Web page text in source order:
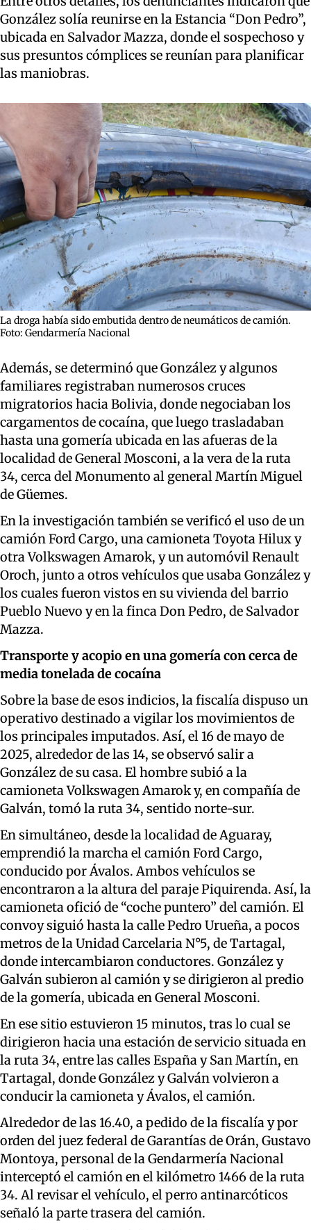
González solía reunirse en la Estancia “Don Pedro”,
ubicada en Salvador Mazza, donde el sospechoso y
sus presuntos cómplices se reunían para planificar
las maniobras.
La droga había sido embutida dentro de neumáticos de camión.
Foto: Gendarmería Nacional
Además, se determinó que González y algunos
familiares registraban numerosos cruces
migratorios hacia Bolivia, donde negociaban los
cargamentos de cocaína, que luego trasladaban
hasta una gomería ubicada en las afueras de la
localidad de General Mosconi, a la vera de la ruta
34, cerca del Monumento al general Martín Miguel
de Güemes.
En la investigación también se verificó el uso de un
camión Ford Cargo, una camioneta Toyota Hilux y
otra Volkswagen Amarok, y un automóvil Renault
Oroch, junto a otros vehículos que usaba González y
los cuales fueron vistos en su vivienda del barrio
Pueblo Nuevo y en la finca Don Pedro, de Salvador
Mazza.
Transporte y acopio en una gomería con cerca de
media tonelada de cocaína
Sobre la base de esos indicios, la fiscalía dispuso un
operativo destinado a vigilar los movimientos de
los principales imputados. Así, el 16 de mayo de
2025, alrededor de las 14, se observó salir a
González de su casa. El hombre subió a la
camioneta Volkswagen Amarok y, en compañía de
Galván, tomó la ruta 34, sentido norte-sur.
En simultáneo, desde la localidad de Aguaray,
emprendió la marcha el camión Ford Cargo,
conducido por Ávalos. Ambos vehículos se
encontraron a la altura del paraje Piquirenda. Así, la
camioneta ofició de “coche puntero” del camión. El
convoy siguió hasta la calle Pedro Urueña, a pocos
metros de la Unidad Carcelaria N°5, de Tartagal,
donde intercambiaron conductores. González y
Galván subieron al camión y se dirigieron al predio
de la gomería, ubicada en General Mosconi.
En ese sitio estuvieron 15 minutos, tras lo cual se
dirigieron hacia una estación de servicio situada en
la ruta 34, entre las calles España y San Martín, en
Tartagal, donde González y Galván volvieron a
conducir la camioneta y Ávalos, el camión.
Alrededor de las 16.40, a pedido de la fiscalía y por
orden del juez federal de Garantías de Orán, Gustavo
Montoya, personal de la Gendarmería Nacional
interceptó el camión en el kilómetro 1466 de la ruta
34. Al revisar el vehículo, el perro antinarcóticos
señaló la parte trasera del camión.